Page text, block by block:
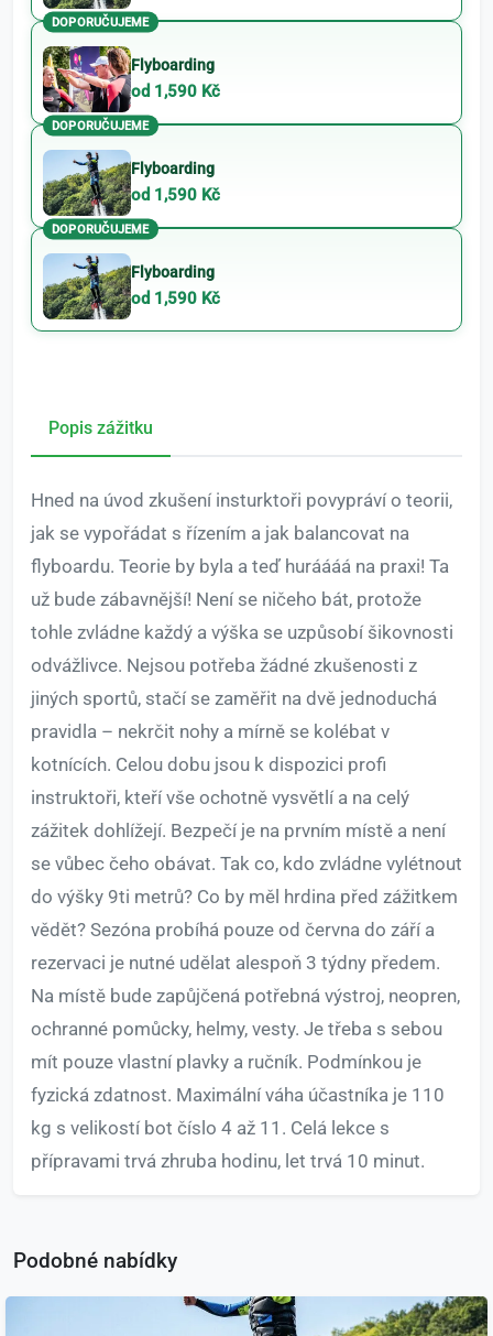
DOPORUČUJEME
Flyboarding
od 1,590 Kč
DOPORUČUJEME
Flyboarding
od 1,590 Kč
DOPORUČUJEME
Flyboarding
od 1,590 Kč
Popis zážitku
Hned na úvod zkušení insturktoři povypráví o teorii,
jak se vypořádat s řízením a jak balancovat na
flyboardu. Teorie by byla a teď huráááá na praxi! Ta
už bude zábavnější! Není se ničeho bát, protože
tohle zvládne každý a výška se uzpůsobí šikovnosti
odvážlivce. Nejsou potřeba žádné zkušenosti z
jiných sportů, stačí se zaměřit na dvě jednoduchá
pravidla – nekrčit nohy a mírně se kolébat v
kotnících. Celou dobu jsou k dispozici profi
instruktoři, kteří vše ochotně vysvětlí a na celý
zážitek dohlížejí. Bezpečí je na prvním místě a není
se vůbec čeho obávat. Tak co, kdo zvládne vylétnout
do výšky 9ti metrů? Co by měl hrdina před zážitkem
vědět? Sezóna probíhá pouze od června do září a
rezervaci je nutné udělat alespoň 3 týdny předem.
Na místě bude zapůjčená potřebná výstroj, neopren,
ochranné pomůcky, helmy, vesty. Je třeba s sebou
mít pouze vlastní plavky a ručník. Podmínkou je
fyzická zdatnost. Maximální váha účastníka je 110
kg s velikostí bot číslo 4 až 11. Celá lekce s
přípravami trvá zhruba hodinu, let trvá 10 minut.
Podobné nabídky